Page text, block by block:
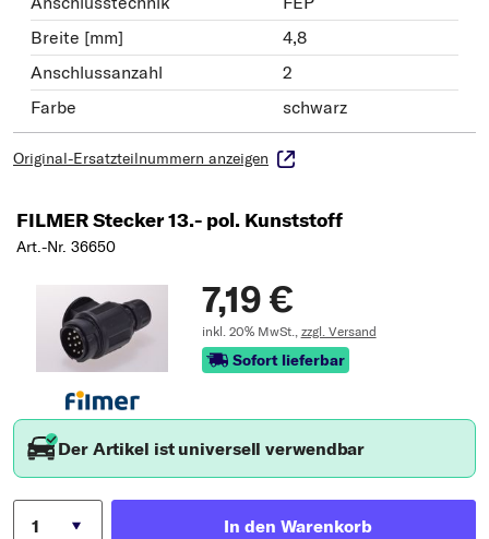
Breite [mm]
4,8
Anschlussanzahl
2
Farbe
schwarz
Original-Ersatzteilnummern anzeigen
FILMER Stecker 13.- pol. Kunststoff
Art.-Nr. 36650
7,19 €
inkl. 20% MwSt., zzgl. Versand
Sofort lieferbar
Der Artikel ist universell verwendbar
In den Warenkorb